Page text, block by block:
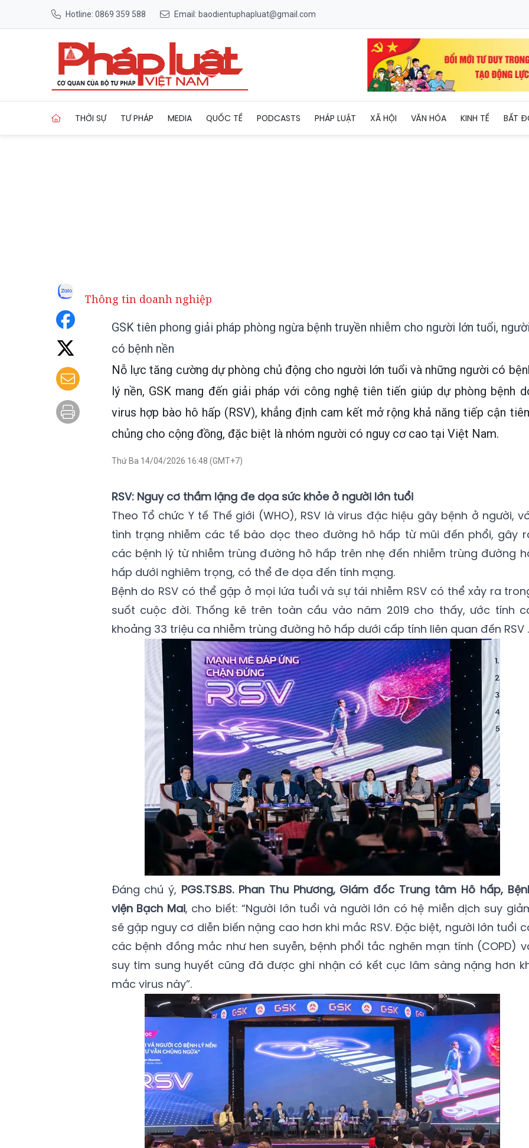
Hotline: 0869 359 588 Email: baodientuphapluat@gmail.com
THỜI SỰ TƯ PHÁP MEDIA QUỐC TẾ PODCASTS PHÁP LUẬT XÃ HỘI VĂN HÓA KINH TẾ BẤT
Thông tin doanh nghiệp
GSK tiên phong giải pháp phòng ngừa bệnh truyền nhiễm cho người lớn tuổi, người
có bệnh nền
Nỗ lực tăng cường dự phòng chủ động cho người lớn tuổi và những người có
lý nền, GSK mang đến giải pháp với công nghệ tiên tiến giúp dự phòng bệnh
virus hợp bào hô hấp (RSV), khẳng định cam kết mở rộng khả năng tiếp cận
chủng cho cộng đồng, đặc biệt là nhóm người có nguy cơ cao tại Việt Nam.
Thứ Ba 14/04/2026 16:48 (GMT+7)
RSV: Nguy cơ thầm lặng đe dọa sức khỏe ở người lớn tuổi
Theo Tổ chức Y tế Thế giới (WHO), RSV là virus đặc hiệu gây bệnh ở người,
tình trạng nhiễm các tế bào dọc theo đường hô hấp từ mũi đến phổi, gây
các bệnh lý từ nhiễm trùng đường hô hấp trên nhẹ đến nhiễm trùng đường
hấp dưới nghiêm trọng, có thể đe dọa đến tính mạng.
Bệnh do RSV có thể gặp ở mọi lứa tuổi và sự tái nhiễm RSV có thể xảy ra
suốt cuộc đời. Thống kê trên toàn cầu vào năm 2019 cho thấy, ước tính
khoảng 33 triệu ca nhiễm trùng đường hô hấp dưới cấp tính liên quan đến RSV .
Đáng chú ý, PGS.TS.BS. Phan Thu Phương, Giám đốc Trung tâm Hô hấp,
viện Bạch Mai, cho biết: “Người lớn tuổi và người lớn có hệ miễn dịch suy
sẽ gặp nguy cơ diễn biến nặng cao hơn khi mắc RSV. Đặc biệt, người lớn tuổi
các bệnh đồng mắc như hen suyễn, bệnh phổi tắc nghẽn mạn tính (COPD)
suy tim sung huyết cũng đã được ghi nhận có kết cục lâm sàng nặng hơn
mắc virus này”.